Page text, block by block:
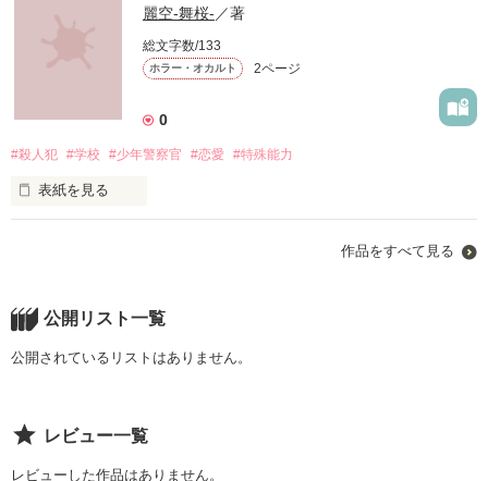
「僕は君のことずっと想ってるよ」
作品を読む
作品を読む
麗空‐舞桜‐ ／著
総文字数/133
ホラー・オカルト 2ページ
0
#殺人犯 #学校 #少年警察官 #恋愛 #特殊能力
表紙を見る
閉じ込められてしまった少女、少年達にどんどん近づいてくる
作品をすべて見る
公開リスト一覧
公開されているリストはありません。
レビュー一覧
レビューした作品はありません。